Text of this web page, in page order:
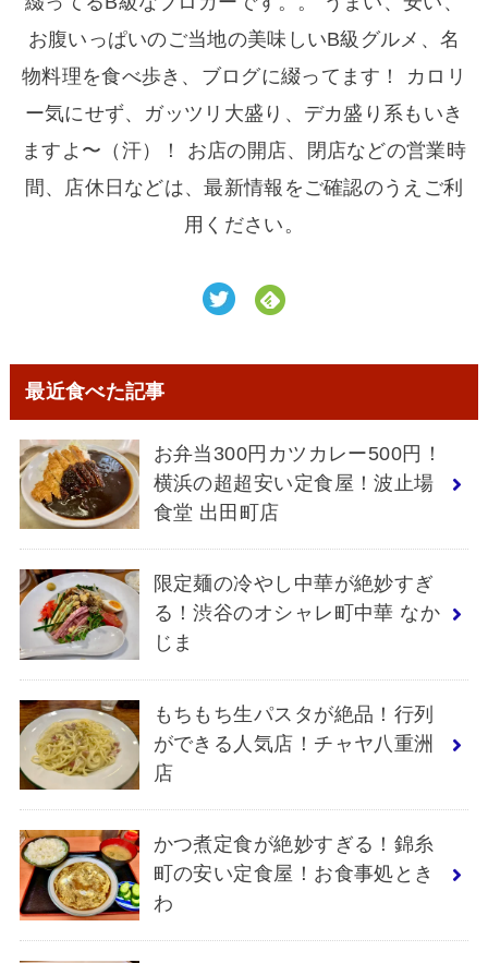
お腹いっぱいのご当地の美味しいB級グルメ、名
物料理を食べ歩き、ブログに綴ってます！ カロリ
ー気にせず、ガッツリ大盛り、デカ盛り系もいき
ますよ〜（汗）！ お店の開店、閉店などの営業時
間、店休日などは、最新情報をご確認のうえご利
用ください。
最近食べた記事
お弁当300円カツカレー500円！
横浜の超超安い定食屋！波止場
食堂 出田町店
限定麺の冷やし中華が絶妙すぎ
る！渋谷のオシャレ町中華 なか
じま
もちもち生パスタが絶品！行列
ができる人気店！チャヤ八重洲
店
かつ煮定食が絶妙すぎる！錦糸
町の安い定食屋！お食事処とき
わ